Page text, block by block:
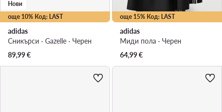
още 10% Код: LAST
Нови
adidas
Сникърси · Gazelle · Черен
89,99€
още 15% Код: LAST
adidas
Миди пола · Черен
64,99€